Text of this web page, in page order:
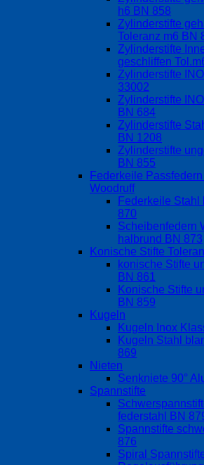
h6 BN 858
Zylinderstifte
Toleranz m6 BN
Zylinderstifte
geschliffen
Zylinderstifte
33002
Zylinderstifte
BN 684
Zylinderstifte
BN 1208
Zylinderstifte
BN 855
Federkeile
Woodruff
Federkeile Stahl
870
Scheibenfedern
halbrund BN 873
Konische Stifte
konische Stifte
BN 861
Konische Stifte
BN 859
Kugeln
Kugeln Inox
Kugeln Stahl
869
Nieten
Senkniete 90°
Spannstifte
federstahl BN
Spannstifte
876
Spiral